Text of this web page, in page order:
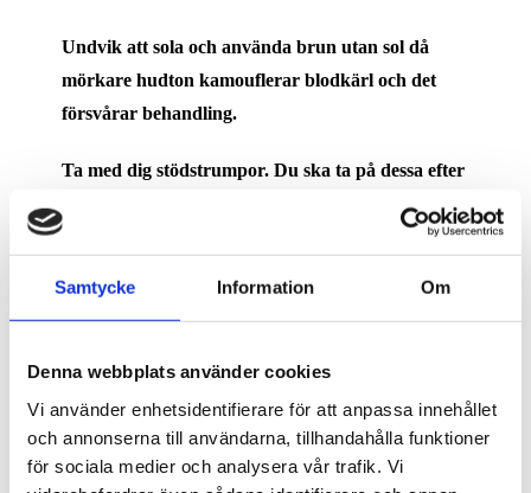
Samtycke Information Om
Denna webbplats använder cookies
Vi använder enhetsidentifierare för att anpassa innehållet
och annonserna till användarna, tillhandahålla funktioner
för sociala medier och analysera vår trafik. Vi
Efter besöket
De behandlade ådernäten blir framträdande till en
början, kärlet blir rött sedan blått som sedan övergår i
Undvik att sola och använda brun utan sol då
mörkare hudton kamouflerar blodkärl och det
försvårar behandling.
Ta med dig stödstrumpor. Du ska ta på dessa efter
Köp Hirudoidsalva på Apoteket (säljs receptfritt). Du
ska smörja in behandlande område hemma för att
minska risk att få långvariga blåmärken.